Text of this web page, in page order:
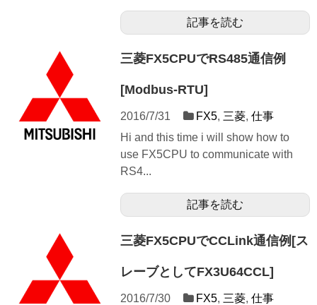
記事を読む
三菱FX5CPUでRS485通信例
[Modbus-RTU]
2016/7/31 FX5, 三菱, 仕事
Hi and this time i will show how to
use FX5CPU to communicate with
RS4...
記事を読む
三菱FX5CPUでCCLink通信例[ス
レーブとしてFX3U64CCL]
2016/7/30 FX5, 三菱, 仕事